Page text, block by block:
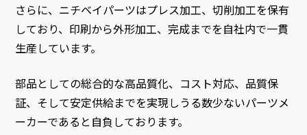
さらに、ニチベイパーツはプレス加工、切削加工を保有
しており、印刷から外形加工、完成までを自社内で一貫
生産しています。
部品としての総合的な高品質化、コスト対応、品質保
証、そして安定供給までを実現しうる数少ないパーツメ
ーカーであると自負しております。